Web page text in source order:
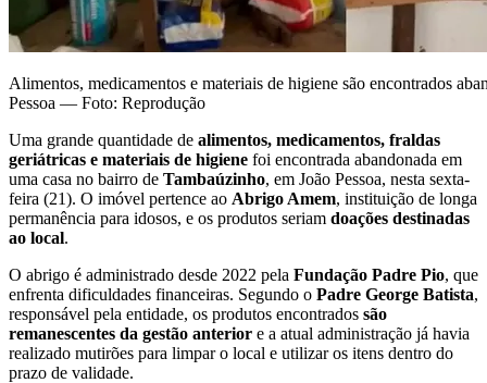
Alimentos, medicamentos e materiais de higiene são encontrados
Pessoa — Foto: Reprodução
Uma grande quantidade de alimentos, medicamentos, fraldas
geriátricas e materiais de higiene foi encontrada abandonada em
uma casa no bairro de Tambaúzinho, em João Pessoa, nesta sexta-
feira (21). O imóvel pertence ao Abrigo Amem, instituição de longa
permanência para idosos, e os produtos seriam doações destinadas
ao local.
O abrigo é administrado desde 2022 pela Fundação Padre Pio, que
enfrenta dificuldades financeiras. Segundo o Padre George Batista,
responsável pela entidade, os produtos encontrados são
remanescentes da gestão anterior e a atual administração já havia
realizado mutirões para limpar o local e utilizar os itens dentro do
prazo de validade.